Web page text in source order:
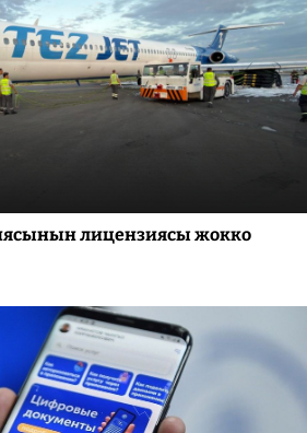
лицензиясы жокко